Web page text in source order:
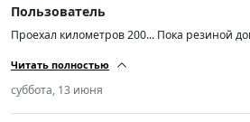
Пользователь
Проехал километров 200... Пока резиной
уверенно держала поток воды даже в
Насколько хватит неизвестно, но пока
т31...
Читать полностью
суббота, 13 июня